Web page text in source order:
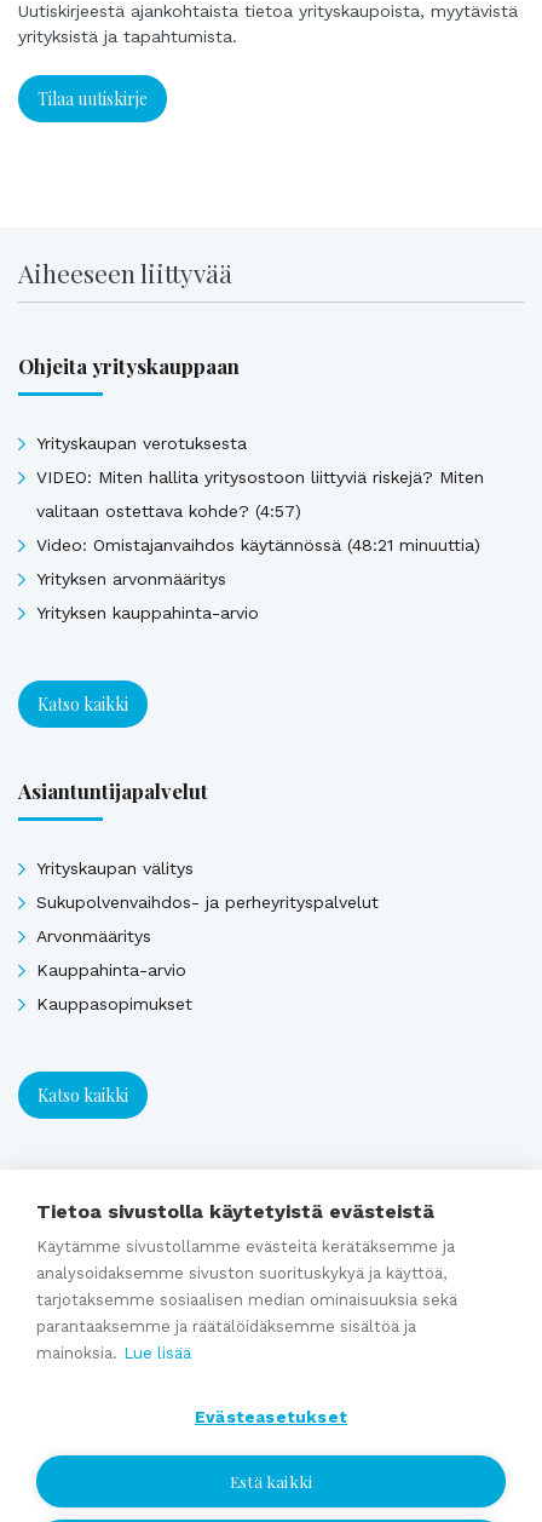
Uutiskirjeestä ajankohtaista tietoa yrityskaupoista, myytävistä
yrityksistä ja tapahtumista.
Tilaa uutiskirje
Aiheeseen liittyvää
Ohjeita yrityskauppaan
Yrityskaupan verotuksesta
VIDEO: Miten hallita yritysostoon liittyviä riskejä? Miten
valitaan ostettava kohde? (4:57)
Video: Omistajanvaihdos käytännössä (48:21 minuuttia)
Yrityksen arvonmääritys
Yrityksen kauppahinta-arvio
Katso kaikki
Asiantuntijapalvelut
Yrityskaupan välitys
Sukupolvenvaihdos- ja perheyrityspalvelut
Arvonmääritys
Kauppahinta-arvio
Kauppasopimukset
Katso kaikki
Webinaaritallenne: Onko yrityksesi myyntikunnossa? Näin
valmistaudut yrityskauppaan ajoissa
Kumppaniblogi: Avio-oikeus ja omistajanvaihdos
Yrityskauppablogi: Miksi käyttää yritysvälittäjää
Yrityskauppablogi: Yritysvälittäjän työ kulissien takana
Yrityskauppablogi: Miten valmistella yritys myyntikuntoon 12
kuukautta ennen kauppaa
Tietoa sivustolla käytetyistä evästeistä
Käytämme sivustollamme evästeitä kerätäksemme ja
analysoidaksemme sivuston suorituskykyä ja käyttöä,
tarjotaksemme sosiaalisen median ominaisuuksia sekä
parantaaksemme ja räätälöidäksemme sisältöä ja
mainoksia. Lue lisää
Evästeasetukset
Estä kaikki